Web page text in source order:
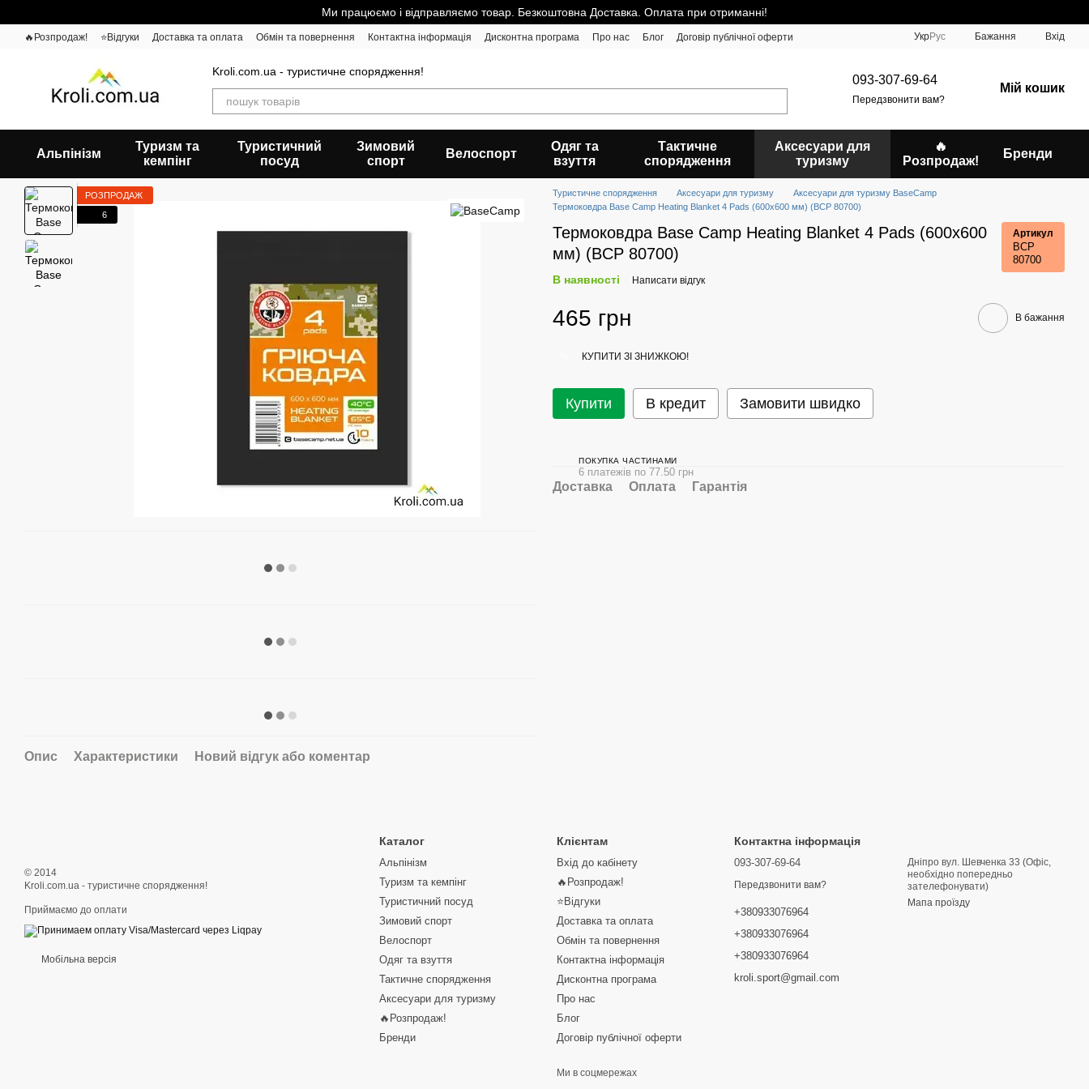
Ми працюємо і відправляємо товар. Безкоштовна Доставка. Оплата при отриманні!
🔥Розпродаж! ⭐Відгуки Доставка та оплата Обмін та повернення Контактна інформація Дисконтна програма Про нас Блог Договір публічної оферти УкрРус Бажання Вхід
Kroli.com.ua - туристичне спорядження!
093-307-69-64
Передзвонити вам?
Мій кошик
Альпінізм
Туризм та
кемпінг
Туристичний
посуд
Зимовий
спорт
Велоспорт
Одяг та
взуття
Тактичне
спорядження
Аксесуари для
туризму
🔥
Розпродаж!
Бренди
РОЗПРОДАЖ
6
Опис Характеристики Новий відгук або коментар
Туристичне спорядження Аксесуари для туризму
Аксесуари для туризму BaseCamp
Термоковдра Base Camp Heating Blanket 4 Pads (600x600 мм) (BCP 80700)
Термоковдра Base Camp Heating Blanket 4 Pads (600x600
мм) (BCP 80700)
Артикул
BCP
80700
В наявності Написати відгук
465 грн В бажання
КУПИТИ ЗІ ЗНИЖКОЮ!
Купити В кредит Замовити швидко
ПОКУПКА ЧАСТИНАМИ
6 платежів по 77.50 грн
Доставка Оплата Гарантія
© 2014
Kroli.com.ua - туристичне спорядження!
Приймаємо до оплати
Мобільна версія
Каталог
Альпінізм
Туризм та кемпінг
Туристичний посуд
Зимовий спорт
Велоспорт
Одяг та взуття
Тактичне спорядження
Аксесуари для туризму
🔥Розпродаж!
Бренди
Клієнтам
Вхід до кабінету
🔥Розпродаж!
⭐Відгуки
Доставка та оплата
Обмін та повернення
Контактна інформація
Дисконтна програма
Про нас
Блог
Договір публічної оферти
Ми в соцмережах
Контактна інформація
093-307-69-64
Передзвонити вам?
+380933076964
+380933076964
+380933076964
kroli.sport@gmail.com
Дніпро вул. Шевченка 33 (Офіс,
необхідно попередньо
зателефонувати)
Мапа проїзду